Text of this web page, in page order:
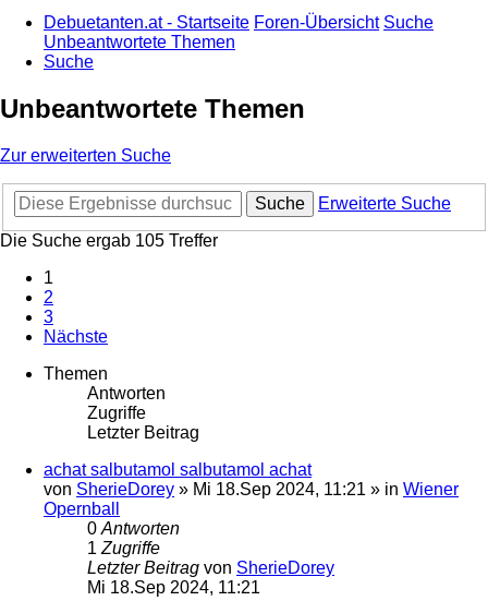
Debuetanten.at - Startseite Foren-Übersicht Suche
Unbeantwortete Themen
Suche
Unbeantwortete Themen
Zur erweiterten Suche
Suche
Erweiterte Suche
Die Suche ergab 105 Treffer
1
2
3
Nächste
Themen
Antworten
Zugriffe
Letzter Beitrag
achat salbutamol salbutamol achat
von SherieDorey » Mi 18.Sep 2024, 11:21 » in Wiener
Opernball
0 Antworten
1 Zugriffe
Letzter Beitrag von SherieDorey
Mi 18.Sep 2024, 11:21